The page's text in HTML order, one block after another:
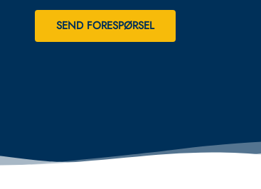
SEND FORESPØRSEL